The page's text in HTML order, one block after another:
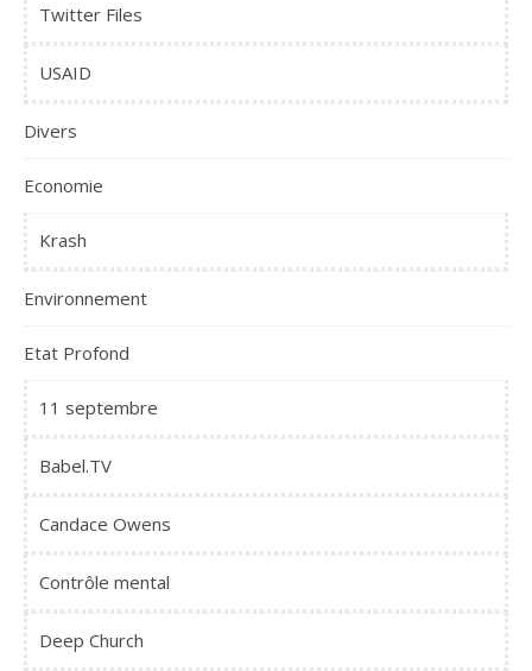
Twitter Files
USAID
Divers
Economie
Krash
Environnement
Etat Profond
11 septembre
Babel.TV
Candace Owens
Contrôle mental
Deep Church